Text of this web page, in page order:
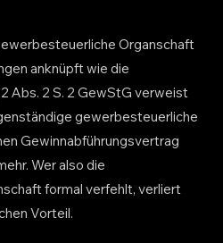
Organschaft
anknüpft wie die
Abs. 2 S. 2 GewStG verweist
gewerbesteuerliche
Gewinnabführungsvertrag
Wer also die
formal verfehlt, verliert
Vorteil.